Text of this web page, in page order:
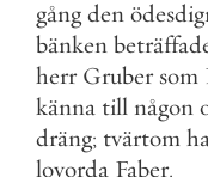
gång den
bänken
herr Gruber som
känna till någon
dräng; tvärtom
lovorda Faber.